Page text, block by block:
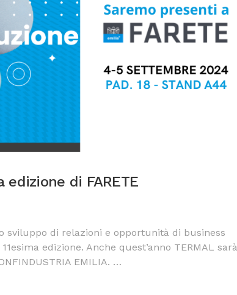
edizione di FARETE
sviluppo di relazioni e opportunità di business
edizione. Anche quest’anno TERMAL sarà
EMILIA. …